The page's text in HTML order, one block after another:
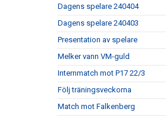
Dagens spelare 240404
Dagens spelare 240403
Presentation av spelare
Melker vann VM-guld
Internmatch mot P17 22/3
Följ träningsveckorna
Match mot Falkenberg